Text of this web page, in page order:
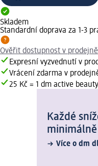
Skladem
Standardní doprava za 1-3
Ověřit dostupnost v
Expresní vyzvednutí v
Vrácení zdarma v
25 Kč = 1 dm active
Každé
Více o dm